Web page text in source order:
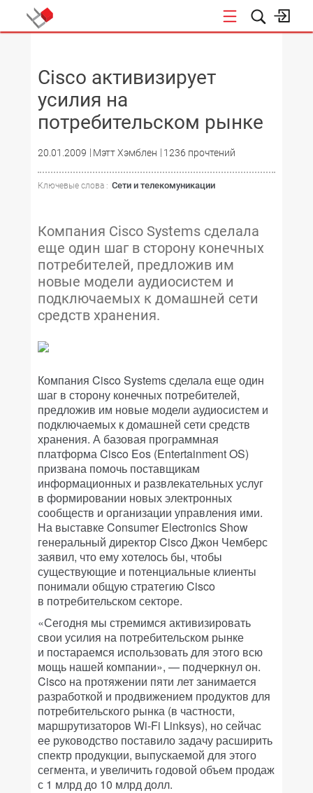
Cisco активизирует
усилия на
потребительском рынке
20.01.2009 Мэтт Хэмблен 1236 прочтений
Ключевые слова : Сети и телекомуникации
Компания Cisco Systems сделала
еще один шаг в сторону конечных
потребителей, предложив им
новые модели аудиосистем и
подключаемых к домашней сети
средств хранения.
Компания Cisco Systems сделала еще один
шаг в сторону конечных потребителей,
предложив им новые модели аудиосистем и
подключаемых к домашней сети средств
хранения. А базовая программная
платформа Cisco Eos (Entertainment OS)
призвана помочь поставщикам
информационных и развлекательных услуг
в формировании новых электронных
сообществ и организации управления ими.
На выставке Consumer Electronics Show
генеральный директор Cisco Джон Чемберс
заявил, что ему хотелось бы, чтобы
существующие и потенциальные клиенты
понимали общую стратегию Cisco
в потребительском секторе.
«Сегодня мы стремимся активизировать
свои усилия на потребительском рынке
и постараемся использовать для этого всю
мощь нашей компании», — подчеркнул он.
Cisco на протяжении пяти лет занимается
разработкой и продвижением продуктов для
потребительского рынка (в частности,
маршрутизаторов Wi-Fi Linksys), но сейчас
ее руководство поставило задачу расширить
спектр продукции, выпускаемой для этого
сегмента, и увеличить годовой объем продаж
с 1 млрд до 10 млрд долл.